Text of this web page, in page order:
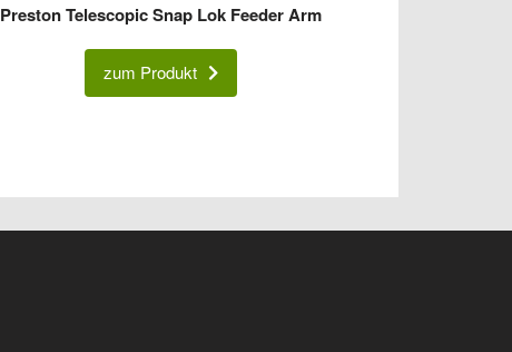
Preston Telescopic Snap Lok Feeder Arm
zum Produkt